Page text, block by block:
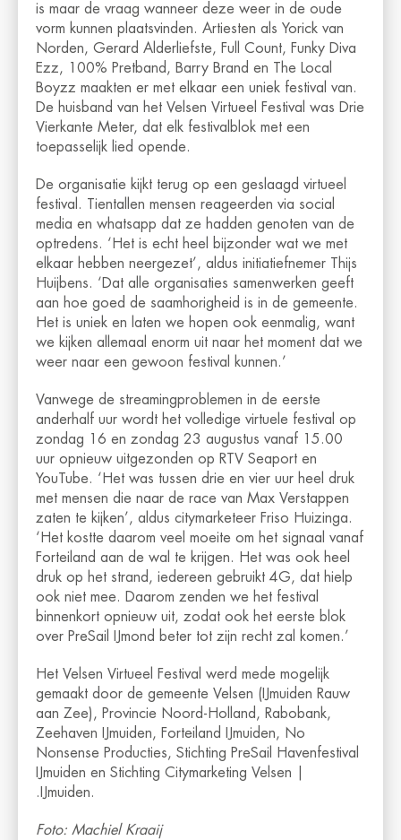
is maar de vraag wanneer deze weer in de oude
vorm kunnen plaatsvinden. Artiesten als Yorick van
Norden, Gerard Alderliefste, Full Count, Funky Diva
Ezz, 100% Pretband, Barry Brand en The Local
Boyzz maakten er met elkaar een uniek festival van.
De huisband van het Velsen Virtueel Festival was Drie
Vierkante Meter, dat elk festivalblok met een
toepasselijk lied opende.
De organisatie kijkt terug op een geslaagd virtueel
festival. Tientallen mensen reageerden via social
media en whatsapp dat ze hadden genoten van de
optredens. ‘Het is echt heel bijzonder wat we met
elkaar hebben neergezet’, aldus initiatiefnemer Thijs
Huijbens. ‘Dat alle organisaties samenwerken geeft
aan hoe goed de saamhorigheid is in de gemeente.
Het is uniek en laten we hopen ook eenmalig, want
we kijken allemaal enorm uit naar het moment dat we
weer naar een gewoon festival kunnen.’
Vanwege de streamingproblemen in de eerste
anderhalf uur wordt het volledige virtuele festival op
zondag 16 en zondag 23 augustus vanaf 15.00
uur opnieuw uitgezonden op RTV Seaport en
YouTube. ‘Het was tussen drie en vier uur heel druk
met mensen die naar de race van Max Verstappen
zaten te kijken’, aldus citymarketeer Friso Huizinga.
‘Het kostte daarom veel moeite om het signaal vanaf
Forteiland aan de wal te krijgen. Het was ook heel
druk op het strand, iedereen gebruikt 4G, dat hielp
ook niet mee. Daarom zenden we het festival
binnenkort opnieuw uit, zodat ook het eerste blok
over PreSail IJmond beter tot zijn recht zal komen.’
Het Velsen Virtueel Festival werd mede mogelijk
gemaakt door de gemeente Velsen (IJmuiden Rauw
aan Zee), Provincie Noord-Holland, Rabobank,
Zeehaven IJmuiden, Forteiland IJmuiden, No
Nonsense Producties, Stichting PreSail Havenfestival
IJmuiden en Stichting Citymarketing Velsen |
.IJmuiden.
Foto: Machiel Kraaij